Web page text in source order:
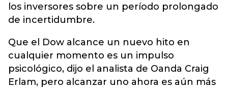
los inversores sobre un período prolongado
de incertidumbre.
Que el Dow alcance un nuevo hito en
cualquier momento es un impulso
psicológico, dijo el analista de Oanda Craig
Erlam, pero alcanzar uno ahora es aún más